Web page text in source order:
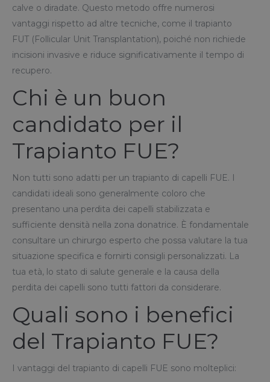
calve o diradate. Questo metodo offre numerosi
vantaggi rispetto ad altre tecniche, come il trapianto
FUT (Follicular Unit Transplantation), poiché non richiede
incisioni invasive e riduce significativamente il tempo di
recupero.
Chi è un buon
candidato per il
Trapianto FUE?
Non tutti sono adatti per un trapianto di capelli FUE. I
candidati ideali sono generalmente coloro che
presentano una perdita dei capelli stabilizzata e
sufficiente densità nella zona donatrice. È fondamentale
consultare un chirurgo esperto che possa valutare la tua
situazione specifica e fornirti consigli personalizzati. La
tua età, lo stato di salute generale e la causa della
perdita dei capelli sono tutti fattori da considerare.
Quali sono i benefici
del Trapianto FUE?
I vantaggi del trapianto di capelli FUE sono molteplici: